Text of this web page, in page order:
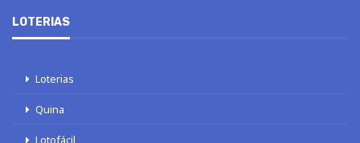
LOTERIAS
Loterias
Quina
Lotofácil